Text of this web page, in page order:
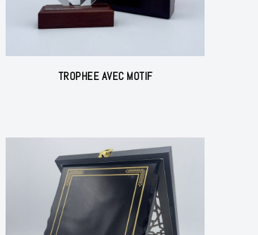
TROPHEE AVEC MOTIF